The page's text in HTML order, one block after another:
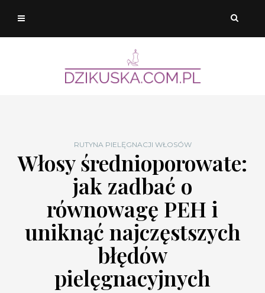
RUTYNA PIELĘGNACJI WŁOSÓW
Włosy średnioporowate:
jak zadbać o
równowagę PEH i
uniknąć najczęstszych
błędów
pielęgnacyjnych